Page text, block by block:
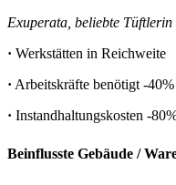
Exuperata, beliebte Tüftlerin
· Werkstätten in Reichweite
· Arbeitskräfte benötigt -40%
· Instandhaltungskosten -
Beinflusste Gebäude /